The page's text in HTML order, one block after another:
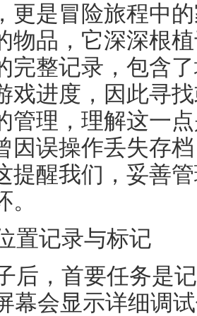
更是冒险旅程中
物品，它深深根
完整记录，包含
戏进度，因此寻
管理，理解这一
因误操作丢失存
提醒我们，妥善
置记录与标记
后，首要任务是
幕会显示详细调